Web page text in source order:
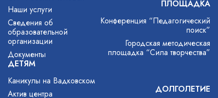
Наши услуги
Сведения об
образовательной
организации
Документы
ДЕТЯМ
Каникулы на Вадковском
Актив центра
ПЛОЩАДКА
Конференция “Педагогический
поиск”
Городская методическая
площадка “Сила творчества”
ДОЛГОЛЕТИЕ